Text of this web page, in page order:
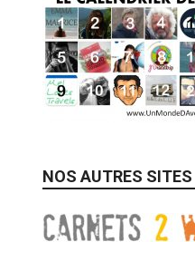
NOS AUTRES SITES